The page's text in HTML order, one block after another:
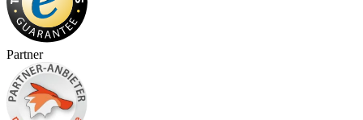
Partner